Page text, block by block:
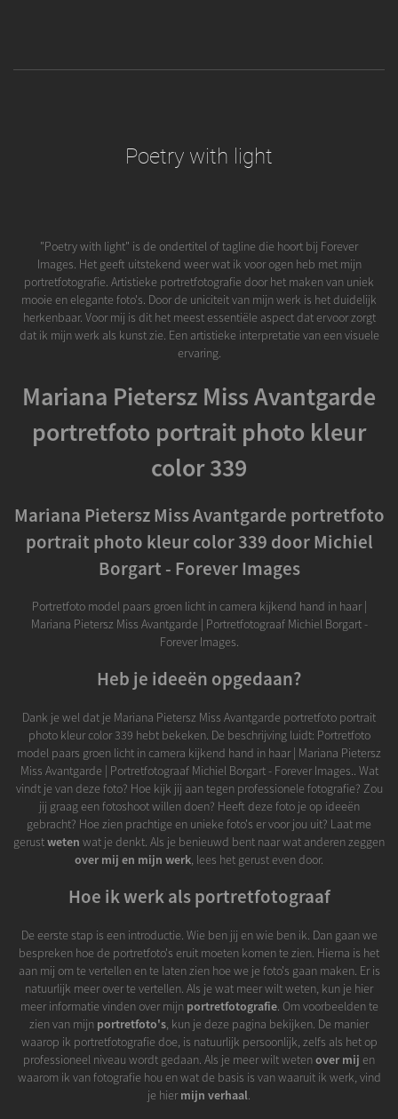
Poetry with light
"Poetry with light" is de ondertitel of tagline die hoort bij Forever
Images. Het geeft uitstekend weer wat ik voor ogen heb met mijn
portretfotografie. Artistieke portretfotografie door het maken van uniek
mooie en elegante foto's. Door de uniciteit van mijn werk is het duidelijk
herkenbaar. Voor mij is dit het meest essentiële aspect dat ervoor zorgt
dat ik mijn werk als kunst zie. Een artistieke interpretatie van een visuele
ervaring.
Mariana Pietersz Miss Avantgarde
portretfoto portrait photo kleur
color 339
Mariana Pietersz Miss Avantgarde portretfoto
portrait photo kleur color 339 door Michiel
Borgart - Forever Images
Portretfoto model paars groen licht in camera kijkend hand in haar |
Mariana Pietersz Miss Avantgarde | Portretfotograaf Michiel Borgart -
Forever Images.
Heb je ideeën opgedaan?
Dank je wel dat je Mariana Pietersz Miss Avantgarde portretfoto portrait
photo kleur color 339 hebt bekeken. De beschrijving luidt: Portretfoto
model paars groen licht in camera kijkend hand in haar | Mariana Pietersz
Miss Avantgarde | Portretfotograaf Michiel Borgart - Forever Images.. Wat
vindt je van deze foto? Hoe kijk jij aan tegen professionele fotografie? Zou
jij graag een fotoshoot willen doen? Heeft deze foto je op ideeën
gebracht? Hoe zien prachtige en unieke foto's er voor jou uit? Laat me
gerustweten wat je denkt. Als je benieuwd bent naar wat anderen zeggen
over mij en mijn werk, lees het gerust even door.
Hoe ik werk als portretfotograaf
De eerste stap is een introductie. Wie ben jij en wie ben ik. Dan gaan we
bespreken hoe de portretfoto's eruit moeten komen te zien. Hierna is het
aan mij om te vertellen en te laten zien hoe we je foto's gaan maken. Er is
natuurlijk meer over te vertellen. Als je wat meer wilt weten, kun je hier
meer informatie vinden over mijn portretfotografie. Om voorbeelden te
zien van mijn portretfoto's, kun je deze pagina bekijken. De manier
waarop ik portretfotografie doe, is natuurlijk persoonlijk, zelfs als het op
professioneel niveau wordt gedaan. Als je meer wilt wetenover mij en
waarom ik van fotografie hou en wat de basis is van waaruit ik werk, vind
je hiermijn verhaal.